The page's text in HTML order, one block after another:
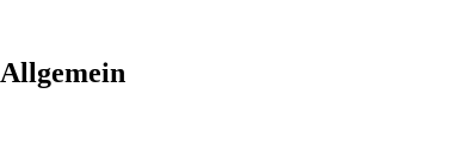
Allgemein